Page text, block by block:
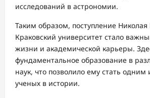
исследований в астрономии.
Таким образом, поступление
Краковский университет стало
жизни и академической карьеры.
фундаментальное образование в
наук, что позволило ему стать
ученых в истории.